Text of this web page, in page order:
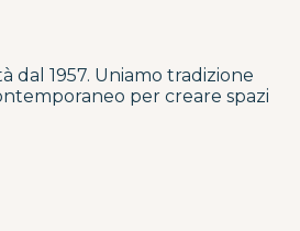
dal 1957. Uniamo tradizione
per creare spazi